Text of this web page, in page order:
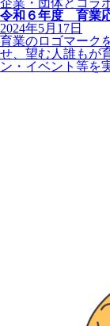
企業・団体とコラ
令和６年度 育業
2024年5月17日
育業のロゴマーク
せ、望む人誰もが
ン・イベント等を